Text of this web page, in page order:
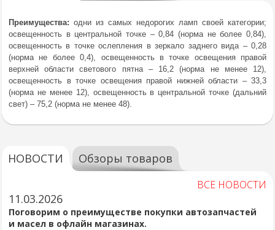
Преимущества: одни из самых недорогих ламп своей категории;
освещенность в центральной точке – 0,84 (норма не более 0,84),
освещенность в точке ослепления в зеркало заднего вида – 0,28
(норма не более 0,4), освещенность в точке освещения правой
верхней области светового пятна – 16,2 (норма не менее 12),
освещенность в точке освещения правой нижней области – 33,3
(норма не менее 12), освещенность в центральной точке (дальний
свет) – 75,2 (норма не менее 48).
НОВОСТИ Обзоры товаров
ВСЕ НОВОСТИ
11.03.2026
Поговорим о преимуществе покупки автозапчастей
и масел в офлайн магазинах.